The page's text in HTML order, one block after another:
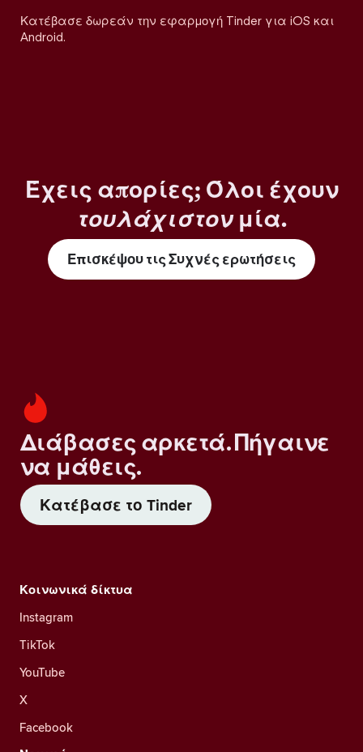
Κατέβασε δωρεάν την εφαρμογή Tinder για iOS και
Android.
Έχεις απορίες; Όλοι έχουν
τουλάχιστονμία.
Επισκέψου τις Συχνές ερωτήσεις
Διάβασες αρκετά. Πήγαινε
να μάθεις.
Κατέβασε το Tinder
Κοινωνικά δίκτυα
Instagram
TikTok
YouTube
X
Facebook